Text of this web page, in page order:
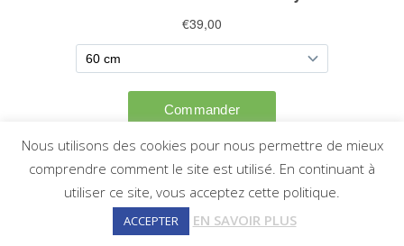
Nous utilisons des cookies pour nous permettre de mieux
comprendre comment le site est utilisé. En continuant à
utiliser ce site, vous acceptez cette politique.
ACCEPTER EN SAVOIR PLUS